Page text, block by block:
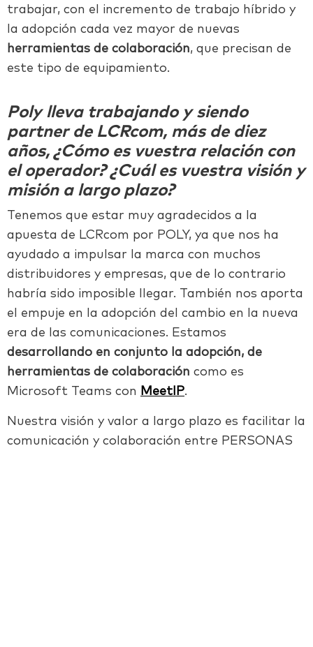
trabajar, con el incremento de trabajo híbrido y
la adopción cada vez mayor de nuevas
herramientas de colaboración, que precisan de
este tipo de equipamiento.
Poly lleva trabajando y siendo
partner de LCRcom, más de diez
años, ¿Cómo es vuestra relación con
el operador? ¿Cuál es vuestra visión y
misión a largo plazo?
Tenemos que estar muy agradecidos a la
apuesta de LCRcom por POLY, ya que nos ha
ayudado a impulsar la marca con muchos
distribuidores y empresas, que de lo contrario
habría sido imposible llegar. También nos aporta
el empuje en la adopción del cambio en la nueva
era de las comunicaciones. Estamos
desarrollando en conjunto la adopción, de
herramientas de colaboración como es
Microsoft Teams con MeetIP.
Nuestra visión y valor a largo plazo es facilitar la
comunicación y colaboración entre PERSONAS